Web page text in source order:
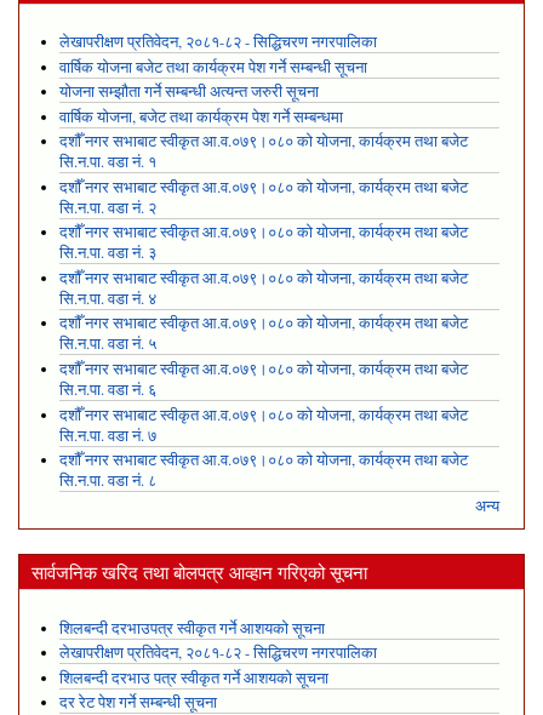
लेखापरीक्षण प्रतिवेदन, २०८१-८२ - सिद्धिचरण नगरपालिका
वार्षिक योजना बजेट तथा कार्यक्रम पेश गर्ने सम्बन्धी सूचना
योजना सम्झौता गर्ने सम्बन्धी अत्यन्त जरुरी सूचना
वार्षिक योजना, बजेट तथा कार्यक्रम पेश गर्ने सम्बन्धमा
दशौँ नगर सभाबाट स्वीकृत आ.व.०७९।०८० को योजना, कार्यक्रम तथा बजेट
सि.न.पा. वडा नं. १
दशौँ नगर सभाबाट स्वीकृत आ.व.०७९।०८० को योजना, कार्यक्रम तथा बजेट
सि.न.पा. वडा नं. २
दशौँ नगर सभाबाट स्वीकृत आ.व.०७९।०८० को योजना, कार्यक्रम तथा बजेट
सि.न.पा. वडा नं. ३
दशौँ नगर सभाबाट स्वीकृत आ.व.०७९।०८० को योजना, कार्यक्रम तथा बजेट
सि.न.पा. वडा नं. ४
दशौँ नगर सभाबाट स्वीकृत आ.व.०७९।०८० को योजना, कार्यक्रम तथा बजेट
सि.न.पा. वडा नं. ५
दशौँ नगर सभाबाट स्वीकृत आ.व.०७९।०८० को योजना, कार्यक्रम तथा बजेट
सि.न.पा. वडा नं. ६
दशौँ नगर सभाबाट स्वीकृत आ.व.०७९।०८० को योजना, कार्यक्रम तथा बजेट
सि.न.पा. वडा नं. ७
दशौँ नगर सभाबाट स्वीकृत आ.व.०७९।०८० को योजना, कार्यक्रम तथा बजेट
सि.न.पा. वडा नं. ८
अन्य
सार्वजनिक खरिद तथा बोलपत्र आव्हान गरिएको सूचना
शिलबन्दी दरभाउपत्र स्वीकृत गर्ने आशयको सूचना
लेखापरीक्षण प्रतिवेदन, २०८१-८२ - सिद्धिचरण नगरपालिका
शिलबन्दी दरभाउ पत्र स्वीकृत गर्ने आशयको सूचना
दर रेट पेश गर्ने सम्बन्धी सूचना